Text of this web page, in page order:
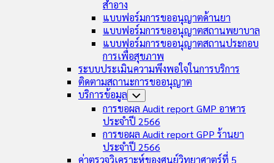
สำอาง
แบบฟอร์มการขออนุญาตด้านยา
แบบฟอร์มการขออนุญาตสถานพยาบาล
แบบฟอร์มการขออนุญาตสถานประกอบ
การเพื่อสุขภาพ
ระบบประเมินความพึงพอใจในการบริการ
ติดตามสถานะการขออนุญาต
บริการข้อมูล Toggle
Child
Menu
การขอผล Audit report GMP อาหาร
ประจำปี 2566
การขอผล Audit report GPP ร้านยา
ประจำปี 2566
ค่าตรวจวิเคราะห์ของศูนย์วิทยาศาตร์ที่ 5